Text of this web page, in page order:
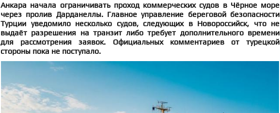
Анкара начала ограничивать проход коммерческих судов в Чёрное море
через пролив Дарданеллы. Главное управление береговой безопасности
Турции уведомило несколько судов, следующих в Новороссийск, что не
выдаёт разрешения на транзит либо требует дополнительного времени
для рассмотрения заявок. Официальных комментариев от турецкой
стороны пока не поступало.